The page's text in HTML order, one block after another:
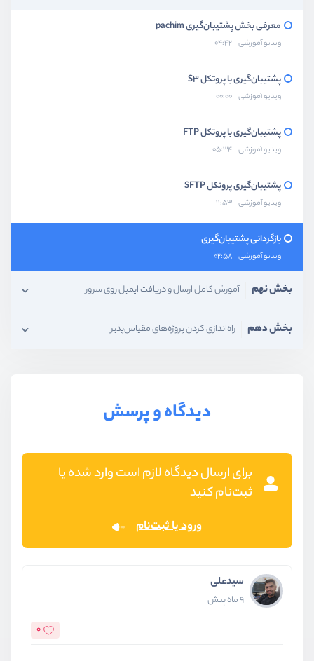
معرفی بخش پشتیبان‌گیری pachim
ویدیو آموزشی 04:42
پشتیبان‌گیری با پروتکل S3
ویدیو آموزشی 00:00
پشتیبان‌گیری با پروتکل FTP
ویدیو آموزشی 05:34
پشتیبان‌گیری پروتکل SFTP
ویدیو آموزشی 11:53
بازگردانی پشتیبان‌گیری
ویدیو آموزشی 02:58
بخش نهم آموزش کامل ارسال و دریافت ایمیل روی سرور
بخش دهم راه‌اندازی کردن پروژه‌های مقیاس‌پذیر
دیدگاه و پرسش
برای ارسال دیدگاه لازم است وارد شده یا
ثبت‌نام کنید
ورود یا ثبت‌نام
سیدعلی
9 ماه پیش
0